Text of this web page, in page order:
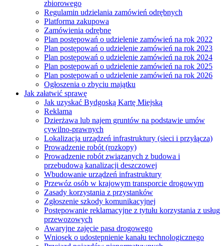
zbiorowego
Regulamin udzielania zamówień odrębnych
Platforma zakupowa
Zamówienia odrębne
Plan postępowań o udzielenie zamówień na rok 2022
Plan postępowań o udzielenie zamówień na rok 2023
Plan postępowań o udzielenie zamówień na rok 2024
Plan postępowań o udzielenie zamówień na rok 2025
Plan postępowań o udzielenie zamówień na rok 2026
Ogłoszenia o zbyciu majątku
Jak załatwić sprawę
Jak uzyskać Bydgoską Kartę Miejską
Reklama
Dzierżawa lub najem gruntów na podstawie umów
cywilno-prawnych
Lokalizacja urządzeń infrastruktury (sieci i przyłącza)
Prowadzenie robót (rozkopy)
Prowadzenie robót związanych z budowa i
przebudową kanalizacji deszczowej
Wbudowanie urządzeń infrastruktury
Przewóz osób w krajowym transporcie drogowym
Zasady korzystania z przystanków
Zgłoszenie szkody komunikacyjnej
Postępowanie reklamacyjne z tytułu korzystania z usług
przewozowych
Awaryjne zajęcie pasa drogowego
Wniosek o udostępnienie kanału technologicznego